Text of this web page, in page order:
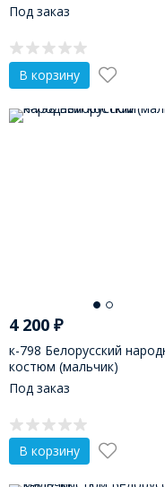
Под заказ
В корзину
4 200 ₽
к-798 Белорусский
костюм (мальчик)
Под заказ
В корзину